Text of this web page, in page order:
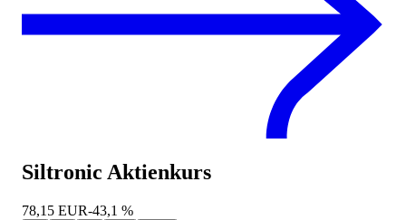
Siltronic Aktienkurs
78,15 EUR-43,1 %